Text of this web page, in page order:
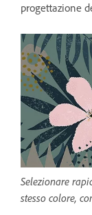
progettazione
Selezionare
stesso colore,